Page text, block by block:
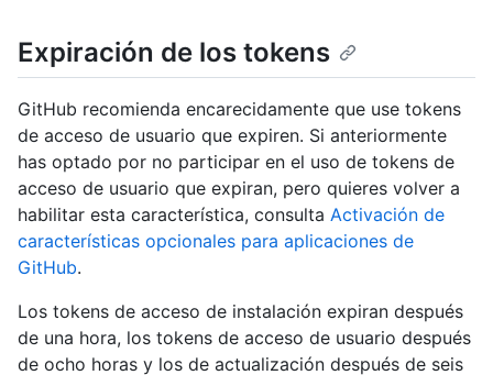
Expiración de los tokens
GitHub recomienda encarecidamente que use tokens
de acceso de usuario que expiren. Si anteriormente
has optado por no participar en el uso de tokens de
acceso de usuario que expiran, pero quieres volver a
habilitar esta característica, consulta Activación de
características opcionales para aplicaciones de
GitHub.
Los tokens de acceso de instalación expiran después
de una hora, los tokens de acceso de usuario después
de ocho horas y los de actualización después de seis